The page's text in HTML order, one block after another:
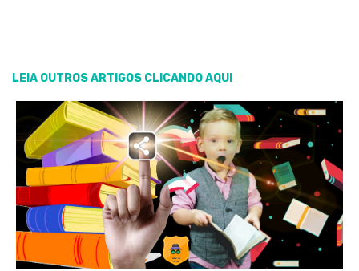
LEIA OUTROS ARTIGOS CLICANDO AQUI